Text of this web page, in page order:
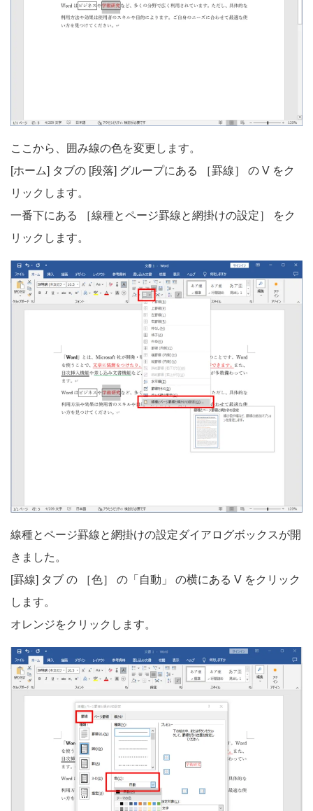
ここから、囲み線の色を変更します。
[ホーム] タブの [段落] グループにある ［罫線］ の V をク
リックします。
一番下にある ［線種とページ罫線と網掛けの設定］ をク
リックします。
線種とページ罫線と網掛けの設定ダイアログボックスが開
きました。
[罫線] タブ の ［色］ の「自動」 の横にある V をクリック
します。
オレンジをクリックします。